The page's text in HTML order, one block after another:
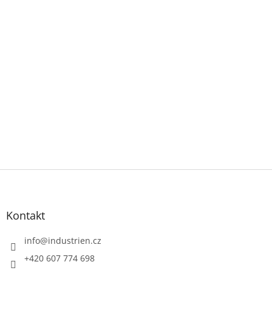
Z
Kontakt
info@industrien.cz
+420 607 774 698